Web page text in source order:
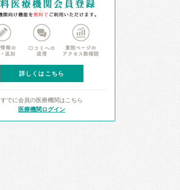
詳しくはこちら
すでに会員の医療機関はこちら
医療機関ログイン